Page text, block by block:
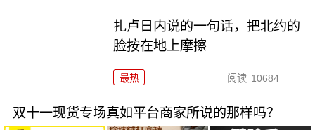
扎卢日内说的一句话，把北约的
脸按在地上摩擦
最热 阅读 10684
双十一现货专场真如平台商家所说的那样吗？